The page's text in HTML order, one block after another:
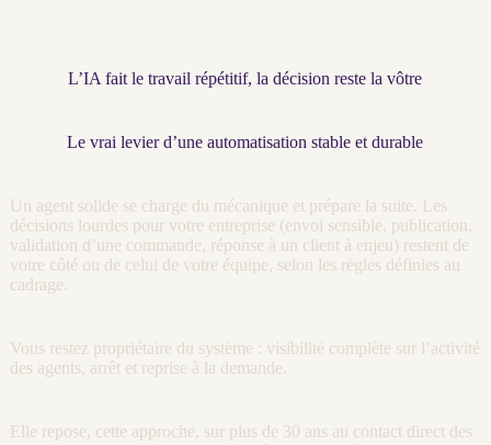
L’IA fait le travail répétitif, la décision reste la vôtre
Le vrai levier d’une automatisation stable et durable
Un agent solide se charge du mécanique et prépare la suite. Les
décisions lourdes pour votre entreprise (envoi sensible, publication,
validation d’une commande, réponse à un client à enjeu) restent de
votre côté ou de celui de votre équipe, selon les règles définies au
cadrage.
Vous restez propriétaire du système : visibilité complète sur l’activité
des agents, arrêt et reprise à la demande.
Elle repose, cette approche, sur plus de 30 ans au contact direct des